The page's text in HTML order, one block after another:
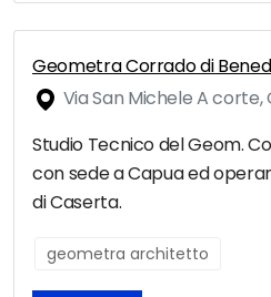
Geometra Corrado di
Via San Michele A corte,
Studio Tecnico del Geom.
con sede a Capua ed
di Caserta.
geometra architetto